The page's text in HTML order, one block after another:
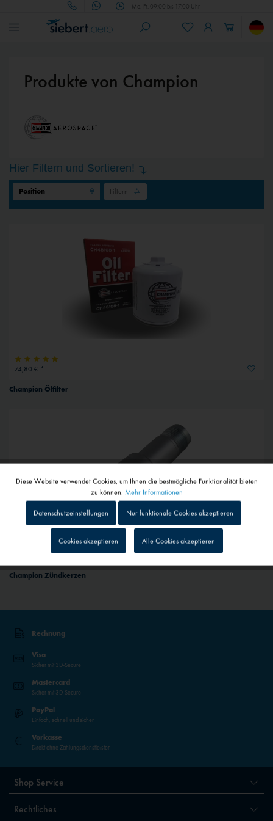
Mo.-Fr. 09:00 bis 17:00 Uhr
Produkte von Champion
Hier Filtern und Sortieren!
Filtern
74,80 € *
Champion Ölfilter
ab 66,90 € *
Champion Zündkerzen
Rechnung
Visa
Sicher mit 3D-Secure
Mastercard
Sicher mit 3D-Secure
PayPal
Einfach, schnell und sicher
Vorkasse
Direkt ohne Zahlungsdienstleister
Shop Service
Rechtliches
Tracking Inaktiv
Personalisierung Inaktiv
Externe Medien
Diese Website verwendet Cookies, um Ihnen die bestmögliche Funktionalität bieten
zu können. Mehr Informationen
Datenschutzeinstellungen Nur funktionale Cookies akzeptieren
Cookies akzeptieren Alle Cookies akzeptieren